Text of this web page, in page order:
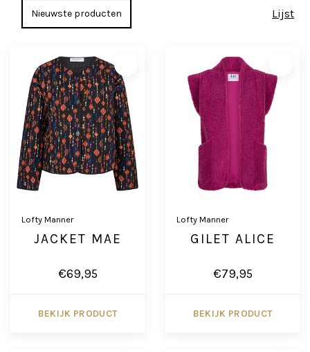
Lijst
Lofty Manner
JACKET MAE
€69,95
BEKIJK PRODUCT
Lofty Manner
GILET ALICE
€79,95
BEKIJK PRODUCT